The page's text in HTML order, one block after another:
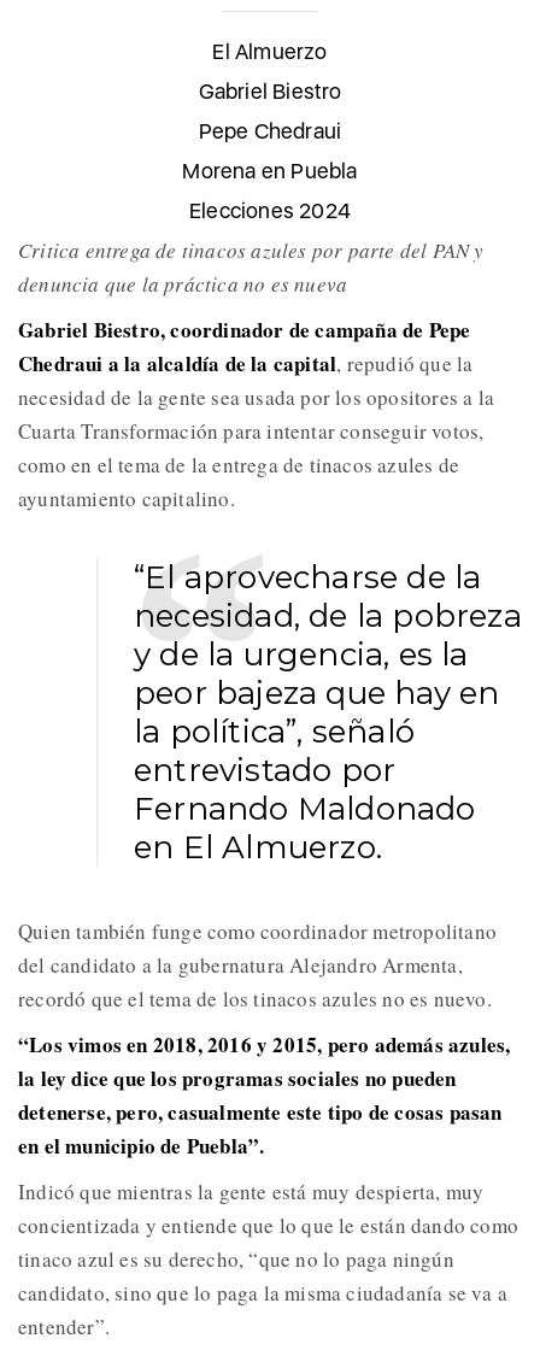
El Almuerzo
Gabriel Biestro
Pepe Chedraui
Morena en Puebla
Elecciones 2024
Critica entrega de tinacos azules por parte del PAN y
denuncia que la práctica no es nueva
Gabriel Biestro, coordinador de campaña de Pepe
Chedraui a la alcaldía de la capital, repudió que la
necesidad de la gente sea usada por los opositores a la
Cuarta Transformación para intentar conseguir votos,
como en el tema de la entrega de tinacos azules de
ayuntamiento capitalino.
“El aprovecharse de la
necesidad, de la pobreza
y de la urgencia, es la
peor bajeza que hay en
la política”, señaló
entrevistado por
Fernando Maldonado
en El Almuerzo.
Quien también funge como coordinador metropolitano
del candidato a la gubernatura Alejandro Armenta,
recordó que el tema de los tinacos azules no es nuevo.
“Los vimos en 2018, 2016 y 2015, pero además azules,
la ley dice que los programas sociales no pueden
detenerse, pero, casualmente este tipo de cosas pasan
en el municipio de Puebla”.
Indicó que mientras la gente está muy despierta, muy
concientizada y entiende que lo que le están dando como
tinaco azul es su derecho, “que no lo paga ningún
candidato, sino que lo paga la misma ciudadanía se va a
entender”.